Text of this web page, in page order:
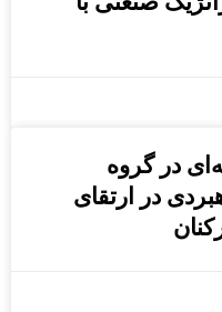
در گروه
در ارتقای